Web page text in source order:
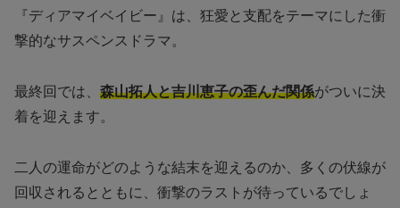
『ディアマイベイビー』は、狂愛と支配をテーマにした衝
撃的なサスペンスドラマ。
最終回では、 森山拓人と吉川恵子の歪んだ関係がついに決
着を迎えます。
二人の運命がどのような結末を迎えるのか、多くの伏線が
回収されるとともに、衝撃のラストが待っているでしょ